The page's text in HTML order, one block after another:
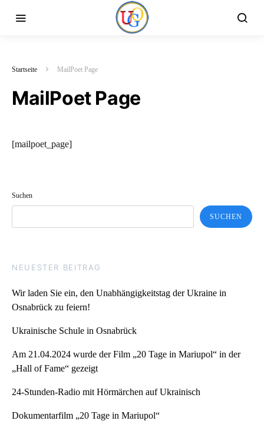
Startseite MailPoet Page
MailPoet Page
[mailpoet_page]
Suchen
SUCHEN
NEUESTER BEITRAG
Wir laden Sie ein, den Unabhängigkeitstag der Ukraine in
Osnabrück zu feiern!
Ukrainische Schule in Osnabrück
Am 21.04.2024 wurde der Film „20 Tage in Mariupol“ in der
„Hall of Fame“ gezeigt
24-Stunden-Radio mit Hörmärchen auf Ukrainisch
Dokumentarfilm „20 Tage in Mariupol“